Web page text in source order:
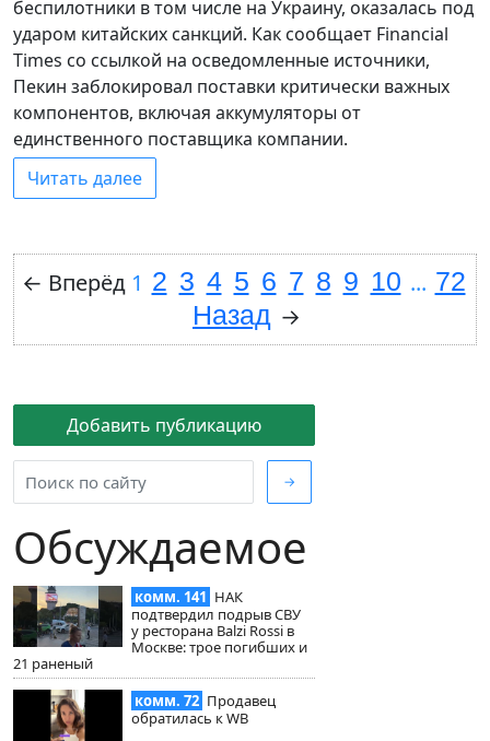
Добавить публикацию
→
Обсуждаемое
комм. 141 НАК
подтвердил подрыв СВУ
у ресторана Balzi Rossi в
Москве: трое погибших и
21 раненый
комм. 72 Продавец
обратилась к WB
беспилотники в том числе на Украину, оказалась под
ударом китайских санкций. Как сообщает Financial
Times со ссылкой на осведомленные источники,
Пекин заблокировал поставки критически важных
компонентов, включая аккумуляторы от
единственного поставщика компании.
Читать далее
← Вперёд 1 2 3 4 5 6 7 8 9 10 ... 72
Назад →